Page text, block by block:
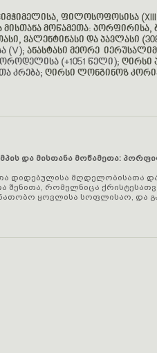
ფილოსოფოსისა
მოწამეთა: პორფირისა,
ვალენტინასი და პავლასი
(V); ანასტასი მეორე
(+1051 წელი); ღირსი
კრება; ღირსი ლონგინოზ
და მისთანა მოწამეთა:
დიდებულისა მღდელობისათა და
შენითა, რომელნიცა
ყოვლისა სოფლისაო, და